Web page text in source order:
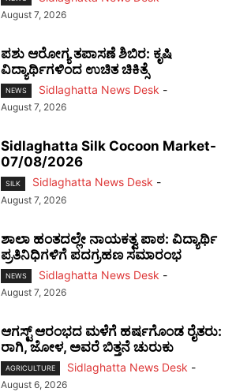
August 7, 2026
ಪಶು ಆರೋಗ್ಯ ತಪಾಸಣೆ ಶಿಬಿರ: ಕೃಷಿ
ವಿದ್ಯಾರ್ಥಿಗಳಿಂದ ಉಚಿತ ಚಿಕಿತ್ಸೆ
NEWS Sidlaghatta News Desk -
August 7, 2026
Sidlaghatta Silk Cocoon Market-
07/08/2026
SILK Sidlaghatta News Desk -
August 7, 2026
ಶಾಲಾ ಹಂತದಲ್ಲೇ ನಾಯಕತ್ವ ಪಾಠ: ವಿದ್ಯಾರ್ಥಿ
ಪ್ರತಿನಿಧಿಗಳಿಗೆ ಪದಗ್ರಹಣ ಸಮಾರಂಭ
NEWS Sidlaghatta News Desk -
August 7, 2026
ಆಗಸ್ಟ್ ಆರಂಭದ ಮಳೆಗೆ ಹರ್ಷಗೊಂಡ ರೈತರು:
ರಾಗಿ, ಜೋಳ, ಅವರೆ ಬಿತ್ತನೆ ಚುರುಕು
AGRICULTURE Sidlaghatta News Desk -
August 6, 2026